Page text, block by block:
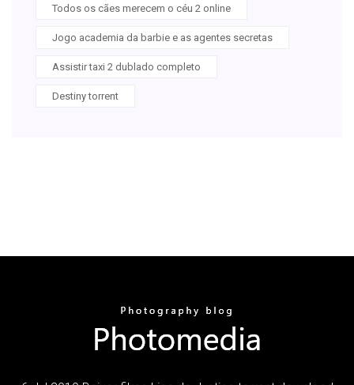
Todos os cães merecem o céu 2 online
Jogo academia da barbie e as agentes secretas
Assistir taxi 2 dublado completo
Destiny torrent